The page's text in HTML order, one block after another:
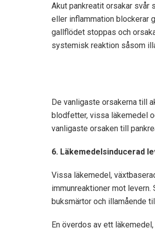
Akut pankreatit orsakar svår
eller inflammation blockerar
gallflödet stoppas och
systemisk reaktion såsom
De vanligaste orsakerna till
blodfetter, vissa läkemedel
vanligaste orsaken till
6. Läkemedelsinducerad
Vissa läkemedel,
immunreaktioner mot
buksmärtor och illamående
En överdos av ett